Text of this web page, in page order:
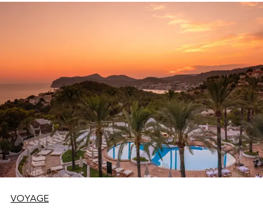
de 98.79.
VOYAGE